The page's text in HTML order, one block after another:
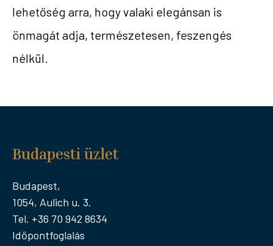
lehetőség arra, hogy valaki elegánsan is
önmagát adja, természetesen, feszengés
nélkül.
Budapesti üzlet
Budapest,
1054, Aulich u. 3.
Tel. +36 70 942 8634
Időpontfoglalás